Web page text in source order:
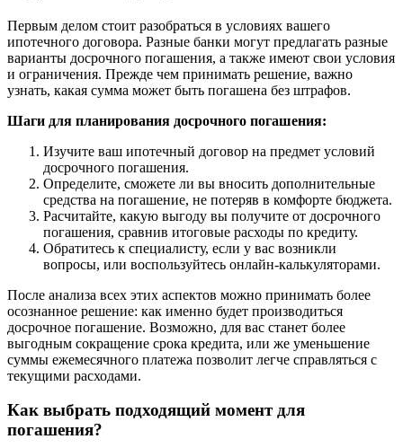
Первым делом стоит разобраться в условиях вашего
ипотечного договора. Разные банки могут предлагать разные
варианты досрочного погашения, а также имеют свои условия
и ограничения. Прежде чем принимать решение, важно
узнать, какая сумма может быть погашена без штрафов.
Шаги для планирования досрочного погашения:
Изучите ваш ипотечный договор на предмет условий
досрочного погашения.
Определите, сможете ли вы вносить дополнительные
средства на погашение, не потеряв в комфорте бюджета.
Расчитайте, какую выгоду вы получите от досрочного
погашения, сравнив итоговые расходы по кредиту.
Обратитесь к специалисту, если у вас возникли
вопросы, или воспользуйтесь онлайн-калькуляторами.
После анализа всех этих аспектов можно принимать более
осознанное решение: как именно будет производиться
досрочное погашение. Возможно, для вас станет более
выгодным сокращение срока кредита, или же уменьшение
суммы ежемесячного платежа позволит легче справляться с
текущими расходами.
Как выбрать подходящий момент для
погашения?